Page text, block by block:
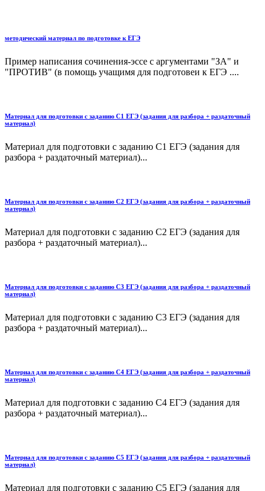
методический материал по подготовке к ЕГЭ
Пример написания сочинения-эссе с аргументами "ЗА" и
"ПРОТИВ" (в помощь учащимя для подготовеи к ЕГЭ ....
Материал для подготовки с заданию С1 ЕГЭ (задания для разбора + раздаточный
материал)
Материал для подготовки с заданию С1 ЕГЭ (задания для
разбора + раздаточный материал)...
Материал для подготовки с заданию С2 ЕГЭ (задания для разбора + раздаточный
материал)
Материал для подготовки с заданию С2 ЕГЭ (задания для
разбора + раздаточный материал)...
Материал для подготовки с заданию С3 ЕГЭ (задания для разбора + раздаточный
материал)
Материал для подготовки с заданию С3 ЕГЭ (задания для
разбора + раздаточный материал)...
Материал для подготовки с заданию С4 ЕГЭ (задания для разбора + раздаточный
материал)
Материал для подготовки с заданию С4 ЕГЭ (задания для
разбора + раздаточный материал)...
Материал для подготовки с заданию С5 ЕГЭ (задания для разбора + раздаточный
материал)
Материал для подготовки с заданию С5 ЕГЭ (задания для